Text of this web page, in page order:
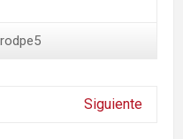
Siguiente